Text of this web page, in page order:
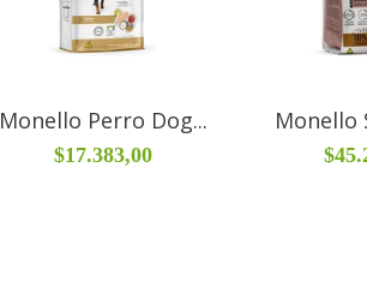
Monello Perro Dog...
$17.383,00
Monello